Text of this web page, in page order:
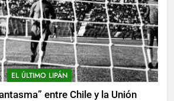
EL ÚLTIMO LIPÁN
entre Chile y la Unión